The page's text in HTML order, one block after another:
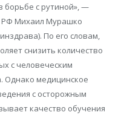
борьбе с рутиной», —
РФ Михаил Мурашко
По его словам,
снизить количество
с человеческим
Однако медицинское
с осторожным
качество обучения